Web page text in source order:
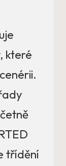
které
třídění